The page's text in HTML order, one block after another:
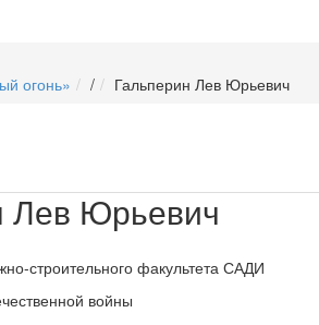
огонь» / Гальперин Лев Юрьевич
Лев Юрьевич
строительного факультета САДИ
войны